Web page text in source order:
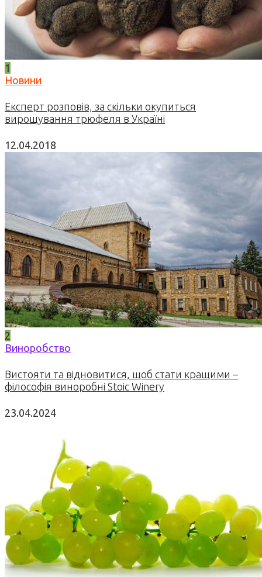
1
Новини
Експерт розповів, за скільки окупиться
вирощування трюфеля в Україні
12.04.2018
2
Виноробство
Вистояти та відновитися, щоб стати кращими –
філософія виноробні Stoic Winery
23.04.2024